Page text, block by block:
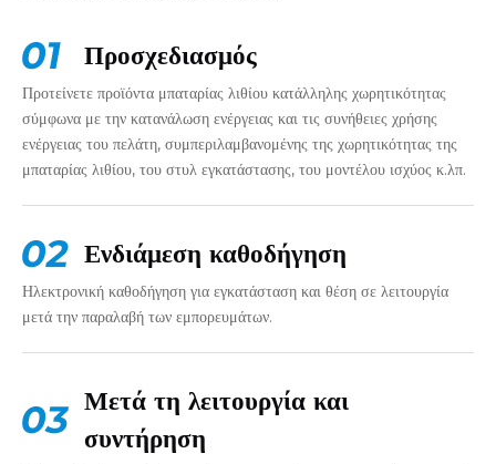
Προσχεδιασμός
Προτείνετε προϊόντα μπαταρίας λιθίου κατάλληλης χωρητικότητας
σύμφωνα με την κατανάλωση ενέργειας και τις συνήθειες χρήσης
ενέργειας του πελάτη, συμπεριλαμβανομένης της χωρητικότητας της
μπαταρίας λιθίου, του στυλ εγκατάστασης, του μοντέλου ισχύος κ.λπ.
Ενδιάμεση καθοδήγηση
Ηλεκτρονική καθοδήγηση για εγκατάσταση και θέση σε λειτουργία
μετά την παραλαβή των εμπορευμάτων.
Μετά τη λειτουργία και
συντήρηση